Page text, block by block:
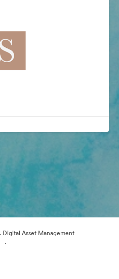
Asset Management
·